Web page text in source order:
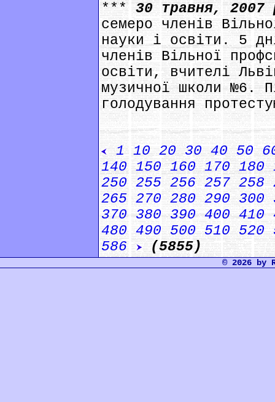
***30 травня,
семеро членів
науки і освіти. 5
членів Вільної
освіти, вчителі
музичної школи №6.
голодування
1 10 20 30 40 50
140 150 160 170 180
250 255 256 257 258
265 270 280 290 300
370 380 390 400 410
480 490 500 510 520
586
(5855)
© 2026 by